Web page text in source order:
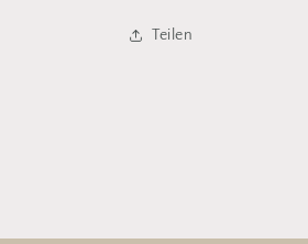
Teilen